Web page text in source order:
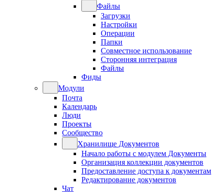
Файлы
Загрузки
Настройки
Операции
Папки
Совместное использование
Сторонняя интеграция
Файлы
Фиды
Модули
Почта
Календарь
Люди
Проекты
Сообщество
Хранилище Документов
Начало работы с модулем Документы
Организация коллекции документов
Предоставление доступа к документам
Редактирование документов
Чат